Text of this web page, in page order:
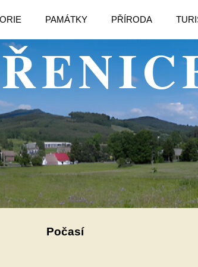
PAMÁTKY PŘÍRODA
Počasí